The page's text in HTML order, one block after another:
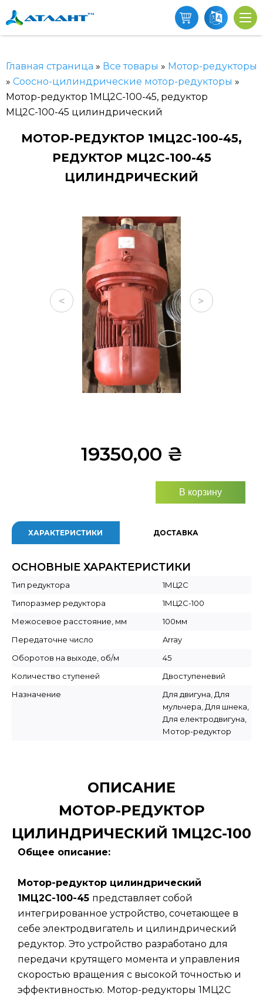
Главная страница » Все товары » Мотор-редукторы
» Соосно-цилиндрические мотор-редукторы »
Мотор-редуктор 1МЦ2С-100-45, редуктор
МЦ2С-100-45 цилиндрический
МОТОР-РЕДУКТОР 1МЦ2С-100-45,
РЕДУКТОР МЦ2С-100-45
ЦИЛИНДРИЧЕСКИЙ
< >
19350,00 ₴
В корзину
ХАРАКТЕРИСТИКИ ДОСТАВКА
ОСНОВНЫЕ ХАРАКТЕРИСТИКИ
Тип редуктора
1МЦ2С
Типоразмер редуктора
1МЦ2С-100
Межосевое расстояние, мм
100мм
Передаточне число
Array
Оборотов на выходе, об/м
45
Количество ступеней
Двоступеневий
Назначение
Для двигуна, Для
мульчера, Для шнека,
Для електродвигуна,
Мотор-редуктор
ОПИСАНИЕ
МОТОР-РЕДУКТОР
ЦИЛИНДРИЧЕСКИЙ 1МЦ2С-100
Общее описание:
Мотор-редуктор цилиндрический
1МЦ2С-100-45 представляет собой
интегрированное устройство, сочетающее в
себе электродвигатель и цилиндрический
редуктор. Это устройство разработано для
передачи крутящего момента и управления
скоростью вращения с высокой точностью и
эффективностью. Мотор-редукторы 1МЦ2С